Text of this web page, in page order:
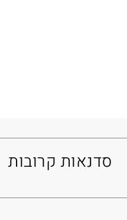
סדנאות קרובות